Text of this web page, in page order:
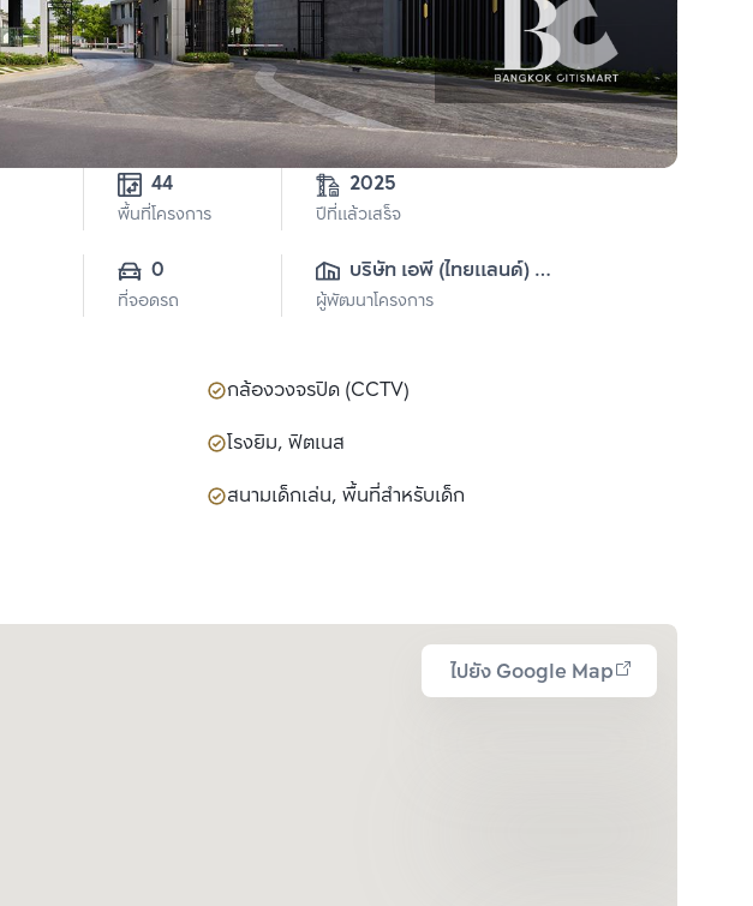
44
พื้นที่โครงการ
2025
ปีที่แล้วเสร็จ
0
ที่จอดรถ
บริษัท เอพี (ไทยแลนด์)
จำกัด(มหาชน)
ผู้พัฒนาโครงการ
กล้องวงจรปิด (CCTV)
โรงยิม, ฟิตเนส
สนามเด็กเล่น, พื้นที่สำหรับเด็ก
ไปยัง Google Map